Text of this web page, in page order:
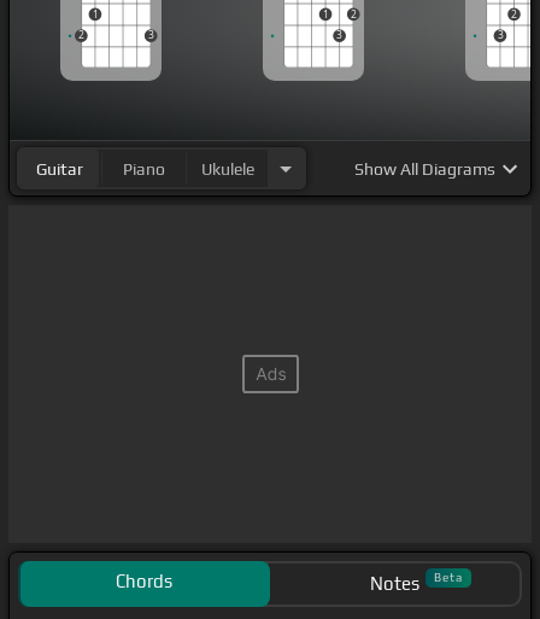
2
1
3
1
3
2
3
2
Guitar Piano Ukulele ShowAll Diagrams
Chords Notes Beta